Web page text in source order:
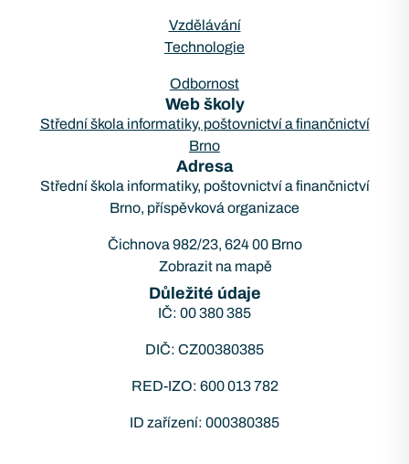
Vzdělávání
Technologie
Odbornost
Web školy
Střední škola informatiky, poštovnictví a finančnictví
Brno
Adresa
Střední škola informatiky, poštovnictví a finančnictví
Brno, příspěvková organizace
Čichnova 982/23, 624 00 Brno
Zobrazit na mapě
Důležité údaje
IČ: 00 380 385
DIČ: CZ00380385
RED-IZO: 600 013 782
ID zařízení: 000380385